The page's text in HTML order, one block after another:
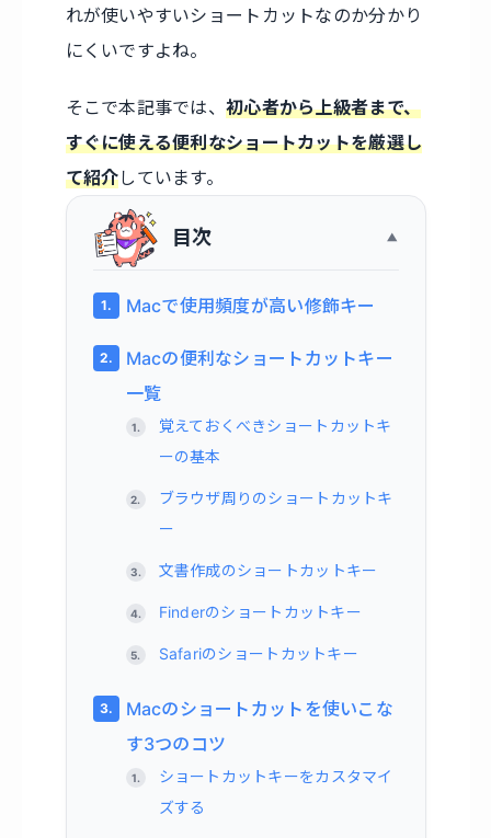
れが使いやすいショートカットなのか分かり
にくいですよね。
そこで本記事では、初心者から上級者まで、
すぐに使える便利なショートカットを厳選し
て紹介しています。
目次
Macで使用頻度が高い修飾キー
Macの便利なショートカットキー
一覧
覚えておくべきショートカットキ
ーの基本
ブラウザ周りのショートカットキ
ー
文書作成のショートカットキー
Finderのショートカットキー
Safariのショートカットキー
Macのショートカットを使いこな
す3つのコツ
ショートカットキーをカスタマイ
ズする